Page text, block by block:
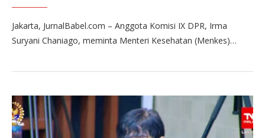
Jakarta, JurnalBabel.com – Anggota Komisi IX DPR, Irma
Suryani Chaniago, meminta Menteri Kesehatan (Menkes)…